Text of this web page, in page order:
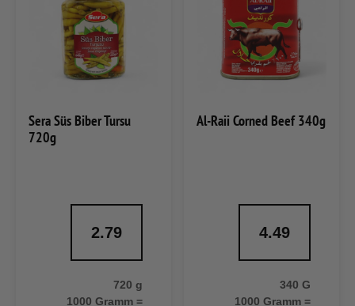
Sera Süs Biber Tursu
720g
2.79
720 g
1000 Gramm =
Al-Raii Corned Beef 340g
4.49
340 G
1000 Gramm =